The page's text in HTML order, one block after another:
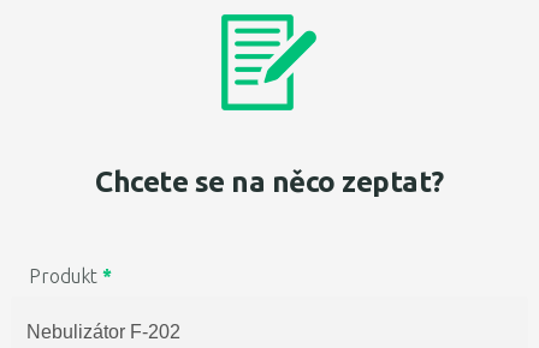
Chcete se na něco zeptat?
Produkt*